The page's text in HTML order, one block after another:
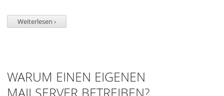
Weiterlesen ›
WARUM EINEN EIGENEN
MAILSERVER BETREIBEN?